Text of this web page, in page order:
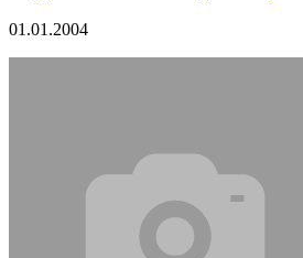
01.01.2004